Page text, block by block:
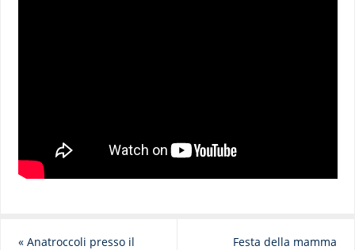
«Anatroccoli presso il
Festa della mamma